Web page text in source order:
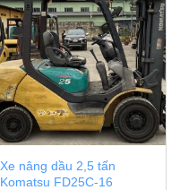
Xe nâng dầu 2,5 tấn
Komatsu FD25C-16